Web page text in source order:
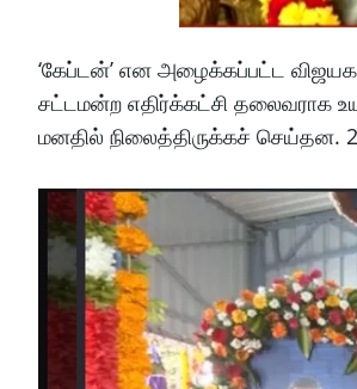
‘கேப்டன்’ என அழைக்கப்பட்ட
சட்டமன்ற எதிர்க்கட்சி
மனதில் நிலைத்திருக்கச் செய்தன.